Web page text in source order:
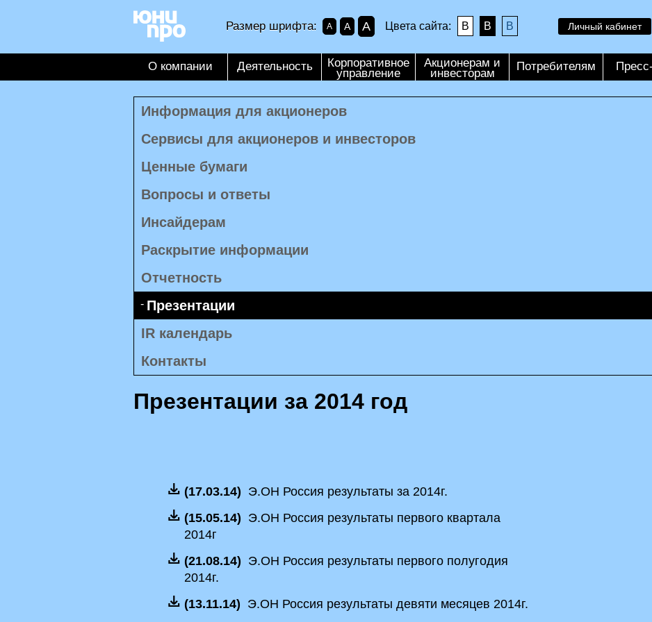
Размер шрифта: A A A Цвета сайта: B B B Личный кабинет
О компании Деятельность Корпоративное
управление
Акционерам и
инвесторам
Потребителям
Информация для акционеров
Сервисы для акционеров и инвесторов
Ценные бумаги
Вопросы и ответы
Инсайдерам
Раскрытие информации
Отчетность
Презентации
IR календарь
Контакты
Презентации за 2014 год
(17.03.14) Э.ОН Россия результаты за 2014г.
(15.05.14) Э.ОН Россия результаты первого квартала
2014г
(21.08.14) Э.ОН Россия результаты первого полугодия
2014г.
(13.11.14) Э.ОН Россия результаты девяти месяцев 2014г.